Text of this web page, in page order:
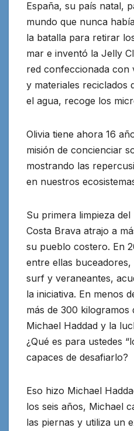
España, su país natal,
mundo que nunca
la batalla para retirar
mar e inventó la Jelly
red confeccionada con
y materiales reciclados
el agua, recoge los
Olivia tiene ahora 16
misión de concienciar
mostrando las
en nuestros
Su primera limpieza
Costa Brava atrajo a
su pueblo costero. En
entre ellas
surf y veraneantes,
la iniciativa. En menos
más de 300 kilogramos
Michael Haddad y la
¿Qué es para ustedes
capaces de desafiarlo?
Eso hizo Michael
los seis años, Michael
las piernas y utiliza un